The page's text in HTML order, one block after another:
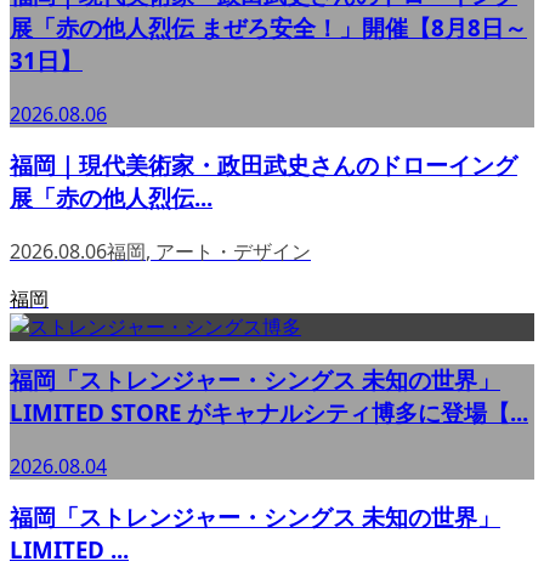
展「赤の他人烈伝 まぜろ安全！」開催【8月8日～
31日】
2026.08.06
福岡｜現代美術家・政田武史さんのドローイング
展「赤の他人烈伝...
2026.08.06福岡, アート・デザイン
福岡
福岡「ストレンジャー・シングス 未知の世界」
LIMITED STORE がキャナルシティ博多に登場【...
2026.08.04
福岡「ストレンジャー・シングス 未知の世界」
LIMITED ...